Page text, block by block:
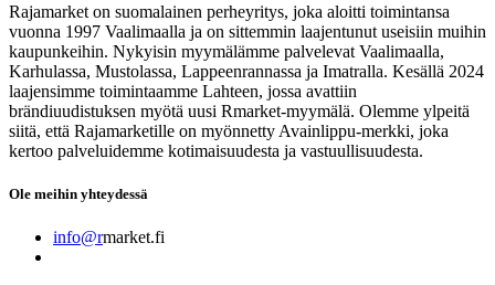
Rajamarket on suomalainen perheyritys, joka aloitti toimintansa
vuonna 1997 Vaalimaalla ja on sittemmin laajentunut useisiin muihin
kaupunkeihin. Nykyisin myymälämme palvelevat Vaalimaalla,
Karhulassa, Mustolassa, Lappeenrannassa ja Imatralla. Kesällä 2024
laajensimme toimintaamme Lahteen, jossa avattiin
brändiuudistuksen myötä uusi Rmarket-myymälä. Olemme ylpeitä
siitä, että Rajamarketille on myönnetty Avainlippu-merkki, joka
kertoo palveluidemme kotimaisuudesta ja vastuullisuudesta.
Ole meihin yhteydessä
info@rmarket.fi